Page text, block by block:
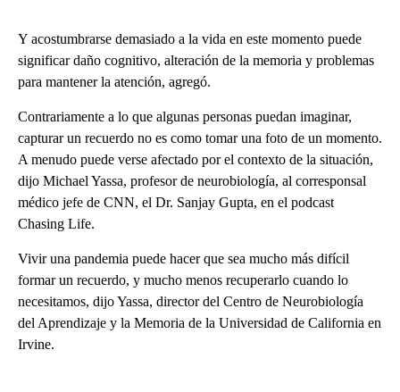
Y acostumbrarse demasiado a la vida en este momento puede
significar daño cognitivo, alteración de la memoria y problemas
para mantener la atención, agregó.
Contrariamente a lo que algunas personas puedan imaginar,
capturar un recuerdo no es como tomar una foto de un momento.
A menudo puede verse afectado por el contexto de la situación,
dijo Michael Yassa, profesor de neurobiología, al corresponsal
médico jefe de CNN, el Dr. Sanjay Gupta, en el podcast
Chasing Life.
Vivir una pandemia puede hacer que sea mucho más difícil
formar un recuerdo, y mucho menos recuperarlo cuando lo
necesitamos, dijo Yassa, director del Centro de Neurobiología
del Aprendizaje y la Memoria de la Universidad de California en
Irvine.